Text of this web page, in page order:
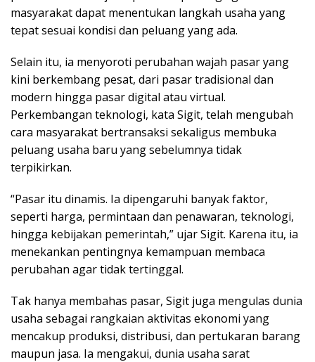
masyarakat dapat menentukan langkah usaha yang
tepat sesuai kondisi dan peluang yang ada.
Selain itu, ia menyoroti perubahan wajah pasar yang
kini berkembang pesat, dari pasar tradisional dan
modern hingga pasar digital atau virtual.
Perkembangan teknologi, kata Sigit, telah mengubah
cara masyarakat bertransaksi sekaligus membuka
peluang usaha baru yang sebelumnya tidak
terpikirkan.
“Pasar itu dinamis. Ia dipengaruhi banyak faktor,
seperti harga, permintaan dan penawaran, teknologi,
hingga kebijakan pemerintah,” ujar Sigit. Karena itu, ia
menekankan pentingnya kemampuan membaca
perubahan agar tidak tertinggal.
Tak hanya membahas pasar, Sigit juga mengulas dunia
usaha sebagai rangkaian aktivitas ekonomi yang
mencakup produksi, distribusi, dan pertukaran barang
maupun jasa. Ia mengakui, dunia usaha sarat